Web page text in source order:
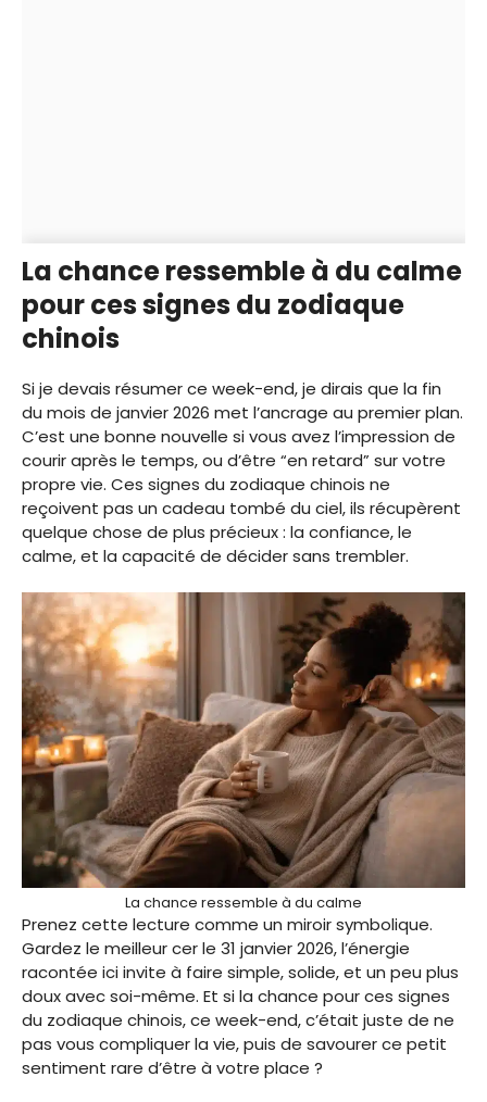
La chance ressemble à du calme
pour ces signes du zodiaque
chinois
Si je devais résumer ce week-end, je dirais que la fin
du mois de janvier 2026 met l’ancrage au premier plan.
C’est une bonne nouvelle si vous avez l’impression de
courir après le temps, ou d’être “en retard” sur votre
propre vie. Ces signes du zodiaque chinois ne
reçoivent pas un cadeau tombé du ciel, ils récupèrent
quelque chose de plus précieux : la confiance, le
calme, et la capacité de décider sans trembler.
La chance ressemble à du calme
Prenez cette lecture comme un miroir symbolique.
Gardez le meilleur cer le 31 janvier 2026, l’énergie
racontée ici invite à faire simple, solide, et un peu plus
doux avec soi-même. Et si la chance pour ces signes
du zodiaque chinois, ce week-end, c’était juste de ne
pas vous compliquer la vie, puis de savourer ce petit
sentiment rare d’être à votre place ?